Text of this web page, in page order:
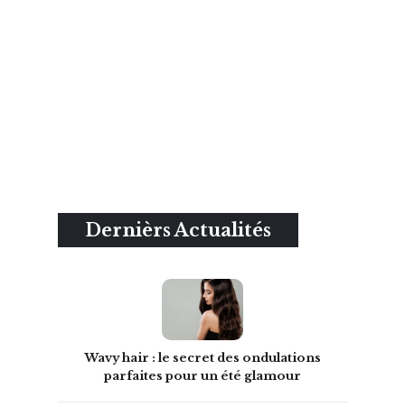
Dernièrs Actualités
Wavy hair : le secret des ondulations
parfaites pour un été glamour